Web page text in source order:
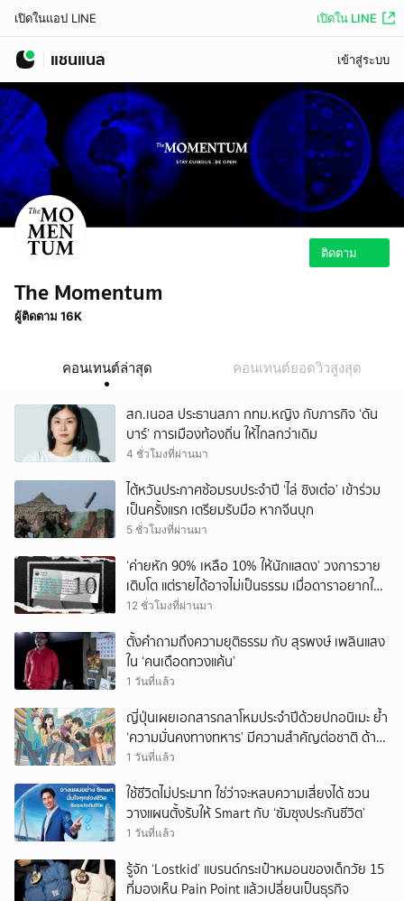
เปิดในแอป LINE เปิดใน LINE
แชนแนล เข้าสู่ระบบ
ติดตาม
The Momentum
ผู้ติดตาม 16K
คอนเทนต์ล่าสุด คอนเทนต์ยอดวิวสูงสุด
สก.เนอส ประธานสภา กทม.หญิง กับภารกิจ ‘ดัน
บาร์’ การเมืองท้องถิ่น ให้ไกลกว่าเดิม
4 ชั่วโมงที่ผ่านมา
ไต้หวันประกาศซ้อมรบประจำปี ‘ไล่ ชิงเต๋อ’ เข้าร่วม
เป็นครั้งแรก เตรียมรับมือ หากจีนบุก
5 ชั่วโมงที่ผ่านมา
‘ค่ายหัก 90% เหลือ 10% ให้นักแสดง’ วงการวาย
เติบโต แต่รายได้อาจไม่เป็นธรรม เมื่อดาราอยากให้มี
‘สัญญามาตรฐาน’
12 ชั่วโมงที่ผ่านมา
ตั้งคำถามถึงความยุติธรรม กับ สุรพงษ์ เพลินแสง
ใน ‘คนเดือดทวงแค้น’
1 วันที่แล้ว
ญี่ปุ่นเผยเอกสารกลาโหมประจำปีด้วยปกอนิเมะ ย้ำ
‘ความมั่นคงทางทหาร’ มีความสำคัญต่อชาติ ด้าน
จีนเตือน ขออย่าซ้ำรอยประวัติศาสตร์
1 วันที่แล้ว
ใช้ชีวิตไม่ประมาท ใช่ว่าจะหลบความเสี่ยงได้ ชวน
วางแผนตั้งรับให้ Smart กับ ‘ซัมซุงประกันชีวิต’
1 วันที่แล้ว
รู้จัก ‘Lostkid’ แบรนด์กระเป๋าหมอนของเด็กวัย 15
ที่มองเห็น Pain Point แล้วเปลี่ยนเป็นธุรกิจ